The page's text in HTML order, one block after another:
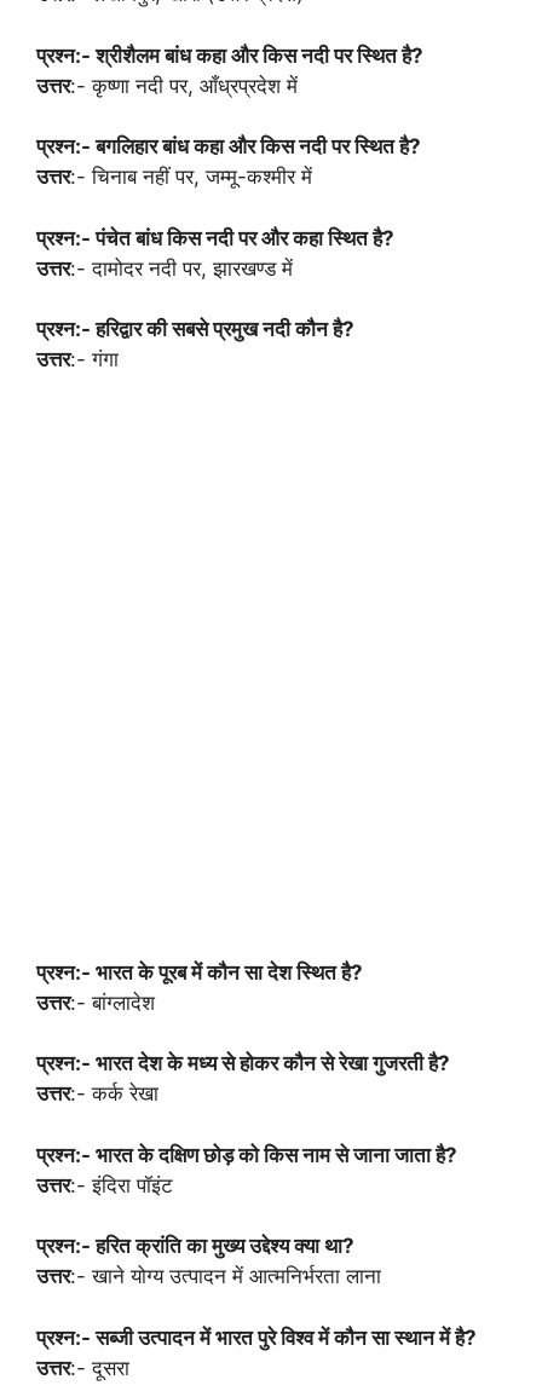
प्रश्न:- श्रीशैलम बांध कहा और किस नदी पर स्थित है?
उत्तर:- कृष्णा नदी पर, आँध्रप्रदेश में
प्रश्न:- बगलिहार बांध कहा और किस नदी पर स्थित है?
उत्तर:- चिनाब नहीं पर, जम्मू-कश्मीर में
प्रश्न:- पंचेत बांध किस नदी पर और कहा स्थित है?
उत्तर:- दामोदर नदी पर, झारखण्ड में
प्रश्न:- हरिद्वार की सबसे प्रमुख नदी कौन है?
उत्तर:- गंगा
प्रश्न:- भारत के पूरब में कौन सा देश स्थित है?
उत्तर:- बांग्लादेश
प्रश्न:- भारत देश के मध्य से होकर कौन से रेखा गुजरती है?
उत्तर:- कर्क रेखा
प्रश्न:- भारत के दक्षिण छोड़ को किस नाम से जाना जाता है?
उत्तर:- इंदिरा पॉइंट
प्रश्न:- हरित क्रांति का मुख्य उद्देश्य क्या था?
उत्तर:- खाने योग्य उत्पादन में आत्मनिर्भरता लाना
प्रश्न:- सब्जी उत्पादन में भारत पुरे विश्व में कौन सा स्थान में है?
उत्तर:- दूसरा